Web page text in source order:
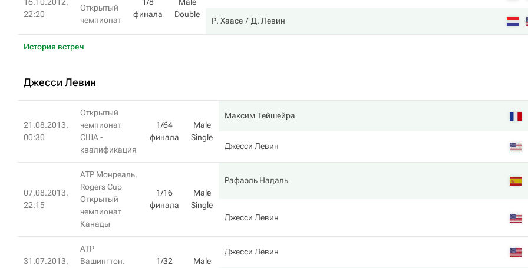
22:20
Открытый
чемпионат
финала
Double
Р. Хаасе Д. Левин
История встреч
Джесси Левин
21.08.2013,
00:30
Открытый
чемпионат
США -
квалификация
1/64
финала
Male
Single
Максим Тейшейра
Джесси Левин
07.08.2013,
22:15
ATP Монреаль.
Rogers Cup
Открытый
чемпионат
Канады
1/16
финала
Male
Single
Рафаэль Надаль
Джесси Левин
31.07.2013,
ATP
Вашингтон.
1/32
Male
Джесси Левин